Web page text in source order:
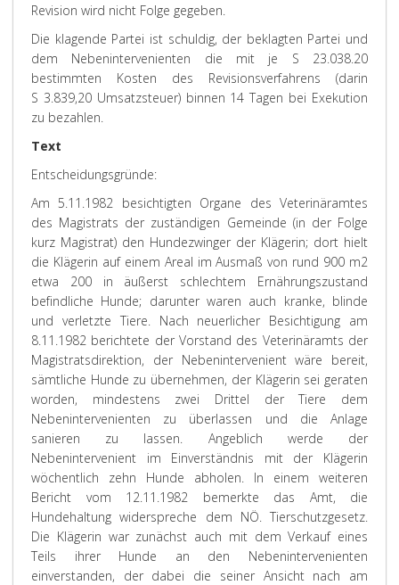
Revision wird nicht Folge gegeben.
Die klagende Partei ist schuldig, der beklagten Partei und
dem Nebenintervenienten die mit je S 23.038.20
bestimmten Kosten des Revisionsverfahrens (darin
S 3.839,20 Umsatzsteuer) binnen 14 Tagen bei Exekution
zu bezahlen.
Text
Entscheidungsgründe:
Am 5.11.1982 besichtigten Organe des Veterinäramtes
des Magistrats der zuständigen Gemeinde (in der Folge
kurz Magistrat) den Hundezwinger der Klägerin; dort hielt
die Klägerin auf einem Areal im Ausmaß von rund 900 m2
etwa 200 in äußerst schlechtem Ernährungszustand
befindliche Hunde; darunter waren auch kranke, blinde
und verletzte Tiere. Nach neuerlicher Besichtigung am
8.11.1982 berichtete der Vorstand des Veterinäramts der
Magistratsdirektion, der Nebenintervenient wäre bereit,
sämtliche Hunde zu übernehmen, der Klägerin sei geraten
worden, mindestens zwei Drittel der Tiere dem
Nebenintervenienten zu überlassen und die Anlage
sanieren zu lassen. Angeblich werde der
Nebenintervenient im Einverständnis mit der Klägerin
wöchentlich zehn Hunde abholen. In einem weiteren
Bericht vom 12.11.1982 bemerkte das Amt, die
Hundehaltung widerspreche dem NÖ. Tierschutzgesetz.
Die Klägerin war zunächst auch mit dem Verkauf eines
Teils ihrer Hunde an den Nebenintervenienten
einverstanden, der dabei die seiner Ansicht nach am